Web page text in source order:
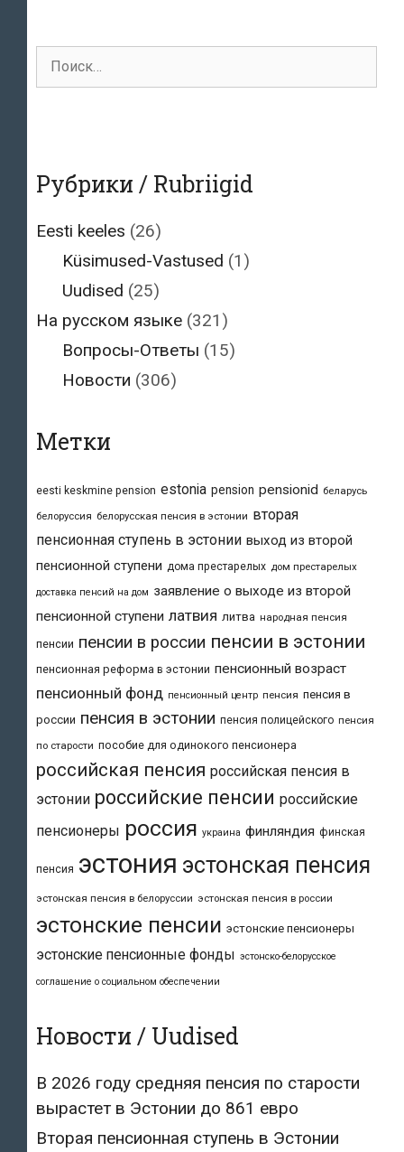
Поиск
для:
Рубрики / Rubriigid
Eesti keeles (26)
Küsimused-Vastused (1)
Uudised (25)
На русском языке (321)
Вопросы-Ответы (15)
Новости (306)
Метки
eesti keskmine pension estonia pension pensionid беларусь
белоруссия белорусская пенсия в эстонии вторая
пенсионная ступень в эстонии выход из второй
пенсионной ступени дома престарелых дом престарелых
доставка пенсий на дом заявление о выходе из второй
пенсионной ступени латвия литва народная пенсия
пенсии пенсии в россии пенсии в эстонии
пенсионная реформа в эстонии пенсионный возраст
пенсионный фонд пенсионный центр пенсия пенсия в
россии пенсия в эстонии пенсия полицейского пенсия
по старости пособие для одинокого пенсионера
российская пенсия российская пенсия в
эстонии российские пенсии российские
пенсионеры россия украина финляндия финская
пенсия эстония эстонская пенсия
эстонская пенсия в белоруссии эстонская пенсия в россии
эстонские пенсии эстонские пенсионеры
эстонские пенсионные фонды эстонско-белорусское
соглашение о социальном обеспечении
Новости / Uudised
В 2026 году средняя пенсия по старости
вырастет в Эстонии до 861 евро
Вторая пенсионная ступень в Эстонии